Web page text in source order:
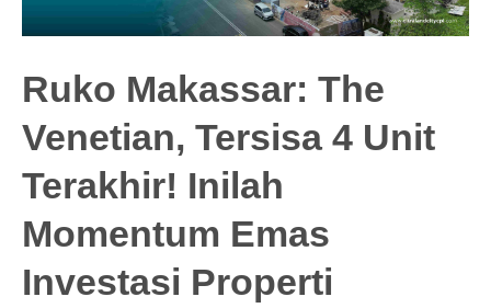
Ruko Makassar: The
Venetian, Tersisa 4 Unit
Terakhir! Inilah
Momentum Emas
Investasi Properti